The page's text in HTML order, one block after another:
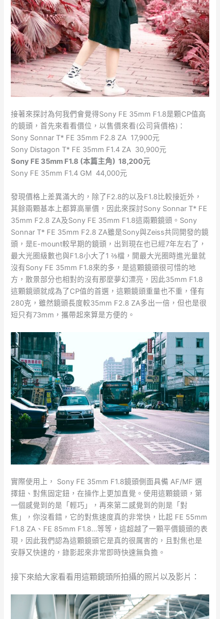
接著來探討為何我們會覺得Sony FE 35mm F1.8是顆CP值高
的鏡頭，首先來看看價位，以售價來看(公司貨價格)：
Sony Sonnar T* FE 35mm F2.8 ZA 17,900元
Sony Distagon T* FE 35mm F1.4 ZA 30,900元
Sony FE 35mm F1.8 (本篇主角) 18,200元
Sony FE 35mm F1.4 GM 44,000元
發現價格上差異滿大的，除了F2.8的以及F1.8比較接近外，
其餘兩顆基本上都算高單價，因此來探討Sony Sonnar T* FE
35mm F2.8 ZA及Sony FE 35mm F1.8這兩顆鏡頭。Sony
Sonnar T* FE 35mm F2.8 ZA雖是Sony與Zeiss共同開發的鏡
頭，是E-mount較早期的鏡頭，出到現在也已經7年左右了，
最大光圈級數也與F1.8小大了1 ⅔檔，開最大光圈時進光量就
沒有Sony FE 35mm F1.8來的多，是這顆鏡頭很可惜的地
方，散景部分也相對的沒有那麼夢幻漂亮，因此35mm F1.8
這顆鏡頭就成為了CP值的首選，這顆鏡頭重量也不重，僅有
280克，雖然鏡頭長度較35mm F2.8 ZA多出一倍，但也是很
短只有73mm，攜帶起來算是方便的。
實際使用上， Sony FE 35mm F1.8鏡頭側面具備 AF/MF 選
擇鈕、對焦固定鈕，在操作上更加直覺。使用這顆鏡頭，第
一個感覺到的是「輕巧」，再來第二感覺到的則是「對
焦」，你沒看錯，它的對焦速度真的非常快，比起 FE 55mm
F1.8 ZA、FE 85mm F1.8…等等，這超越了一顆平價鏡頭的表
現，因此我們認為這顆鏡頭它是真的很厲害的，且對焦也是
安靜又快速的，錄影起來非常即時快速無負擔。
接下來給大家看看用這顆鏡頭所拍攝的照片以及影片：